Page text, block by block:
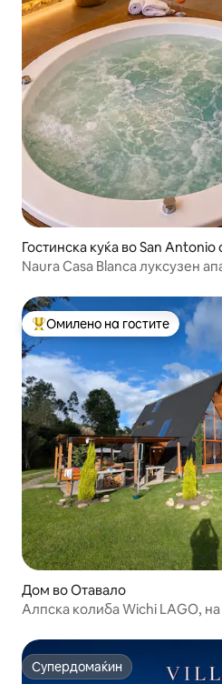
Гостинска куќа во San Antonio
Naura Casa Blanca луксузен
Меѓу најуспешните „Омилени
Омилено на гостите
Дом во Отавало
Алпска колиба Wichi LAGO,
Супердомаќин
Супердомаќин